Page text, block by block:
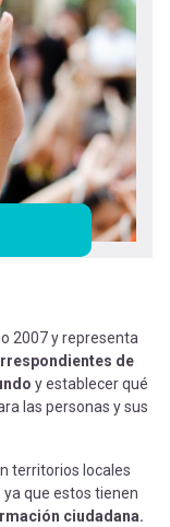
2007 y representa
de
y establecerqué
las personas y sus
territorios locales
ya que estos tienen
ciudadana.